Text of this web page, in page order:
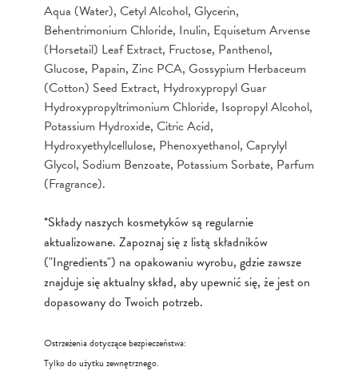
Aqua (Water), Cetyl Alcohol, Glycerin,
Behentrimonium Chloride, Inulin, Equisetum Arvense
(Horsetail) Leaf Extract, Fructose, Panthenol,
Glucose, Papain, Zinc PCA, Gossypium Herbaceum
(Cotton) Seed Extract, Hydroxypropyl Guar
Hydroxypropyltrimonium Chloride, Isopropyl Alcohol,
Potassium Hydroxide, Citric Acid,
Hydroxyethylcellulose, Phenoxyethanol, Caprylyl
Glycol, Sodium Benzoate, Potassium Sorbate, Parfum
(Fragrance).
*Składy naszych kosmetyków są regularnie
aktualizowane. Zapoznaj się z listą składników
("Ingredients") na opakowaniu wyrobu, gdzie zawsze
znajduje się aktualny skład, aby upewnić się, że jest on
dopasowany do Twoich potrzeb.
Ostrzeżenia dotyczące bezpieczeństwa:
Tylko do użytku zewnętrznego.